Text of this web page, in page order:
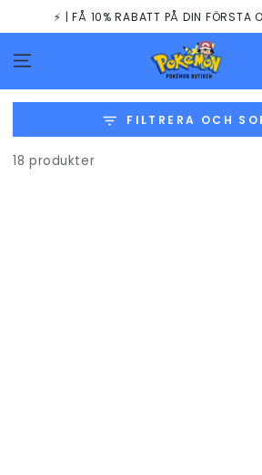
HOPPA TILL
INNEHÅLLET
⚡️ | FÅ 10% RABATT PÅ DIN FÖRSTA
FILTRERA OCH
18 produkter